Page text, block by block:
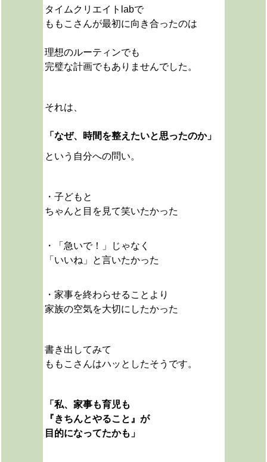
タイムクリエイトlabで
ももこさんが最初に向き合ったのは
理想のルーティンでも
完璧な計画でもありませんでした。
それは、
「なぜ、時間を整えたいと思ったのか」
という自分への問い。
・子どもと
ちゃんと目を見て笑いたかった
・「急いで！」じゃなく
「いいね」と言いたかった
・家事を終わらせることより
家族の空気を大切にしたかった
書き出してみて
ももこさんはハッとしたそうです。
「私、家事も育児も
『きちんとやること』が
目的になってたかも」